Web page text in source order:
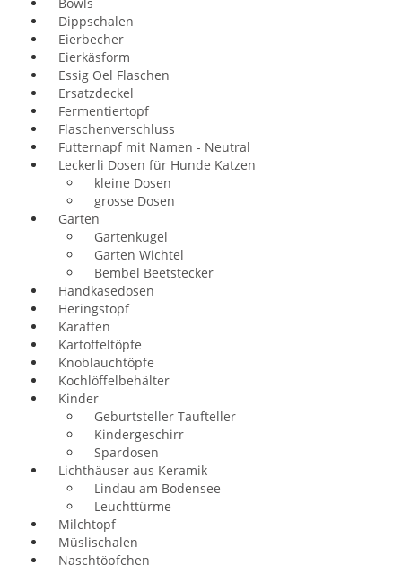
Dippschalen
Eierbecher
Eierkäsform
Essig Oel Flaschen
Ersatzdeckel
Fermentiertopf
Flaschenverschluss
Futternapf mit Namen - Neutral
Leckerli Dosen für Hunde Katzen
kleine Dosen
grosse Dosen
Garten
Gartenkugel
Garten Wichtel
Bembel Beetstecker
Handkäsedosen
Heringstopf
Karaffen
Kartoffeltöpfe
Knoblauchtöpfe
Kochlöffelbehälter
Kinder
Geburtsteller Taufteller
Kindergeschirr
Spardosen
Lichthäuser aus Keramik
Lindau am Bodensee
Leuchttürme
Milchtopf
Müslischalen
Naschtöpfchen